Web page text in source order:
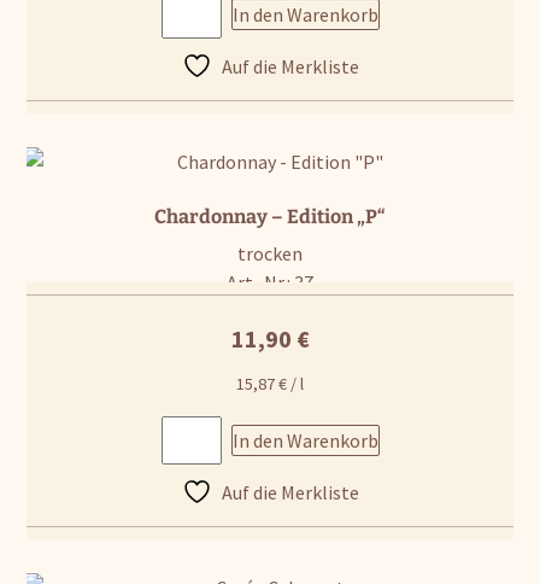
In den Warenkorb
Auf die Merkliste
Chardonnay – Edition „P“
trocken
Art.-Nr.: 37
11,90 €
15,87€ /l
In den Warenkorb
Auf die Merkliste